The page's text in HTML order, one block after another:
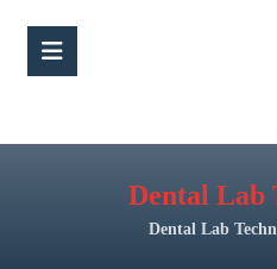
Dental Lab
Dental Lab